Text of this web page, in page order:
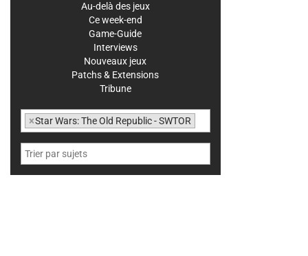
Au-delà des jeux
Ce week-end
Game-Guide
Interviews
Nouveaux jeux
Patchs & Extensions
Tribune
×Star Wars: The Old Republic - SWTOR